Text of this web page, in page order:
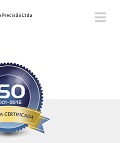
Precisão Ltda